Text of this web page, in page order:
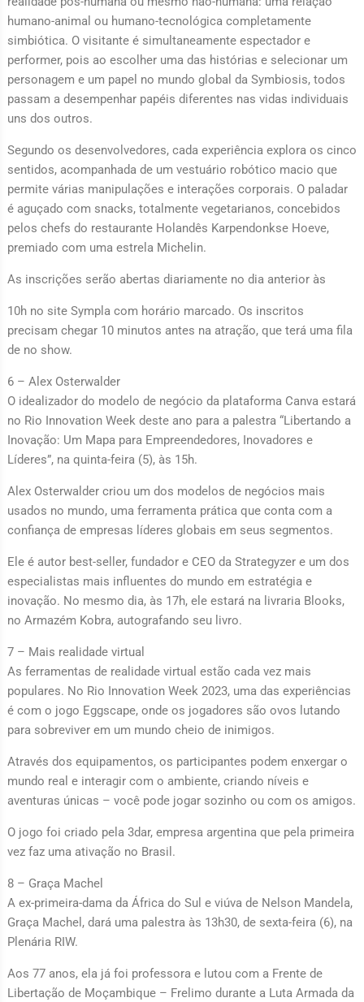
humano-animal ou humano-tecnológica completamente
simbiótica. O visitante é simultaneamente espectador e
performer, pois ao escolher uma das histórias e selecionar um
personagem e um papel no mundo global da Symbiosis, todos
passam a desempenhar papéis diferentes nas vidas individuais
uns dos outros.
Segundo os desenvolvedores, cada experiência explora os cinco
sentidos, acompanhada de um vestuário robótico macio que
permite várias manipulações e interações corporais. O paladar
é aguçado com snacks, totalmente vegetarianos, concebidos
pelos chefs do restaurante Holandês Karpendonkse Hoeve,
premiado com uma estrela Michelin.
As inscrições serão abertas diariamente no dia anterior às
10h no site Sympla com horário marcado. Os inscritos
precisam chegar 10 minutos antes na atração, que terá uma fila
de no show.
6 – Alex Osterwalder
O idealizador do modelo de negócio da plataforma Canva estará
no Rio Innovation Week deste ano para a palestra “Libertando a
Inovação: Um Mapa para Empreendedores, Inovadores e
Líderes”, na quinta-feira (5), às 15h.
Alex Osterwalder criou um dos modelos de negócios mais
usados no mundo, uma ferramenta prática que conta com a
confiança de empresas líderes globais em seus segmentos.
Ele é autor best-seller, fundador e CEO da Strategyzer e um dos
especialistas mais influentes do mundo em estratégia e
inovação. No mesmo dia, às 17h, ele estará na livraria Blooks,
no Armazém Kobra, autografando seu livro.
7 – Mais realidade virtual
As ferramentas de realidade virtual estão cada vez mais
populares. No Rio Innovation Week 2023, uma das experiências
é com o jogo Eggscape, onde os jogadores são ovos lutando
para sobreviver em um mundo cheio de inimigos.
Através dos equipamentos, os participantes podem enxergar o
mundo real e interagir com o ambiente, criando níveis e
aventuras únicas – você pode jogar sozinho ou com os amigos.
O jogo foi criado pela 3dar, empresa argentina que pela primeira
vez faz uma ativação no Brasil.
8 – Graça Machel
A ex-primeira-dama da África do Sul e viúva de Nelson Mandela,
Graça Machel, dará uma palestra às 13h30, de sexta-feira (6), na
Plenária RIW.
Aos 77 anos, ela já foi professora e lutou com a Frente de
Libertação de Moçambique – Frelimo durante a Luta Armada da